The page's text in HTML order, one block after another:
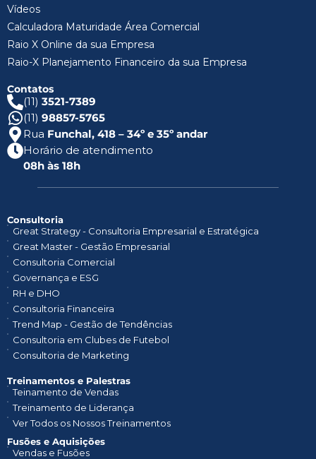
Vídeos
Calculadora Maturidade Área Comercial
Raio X Online da sua Empresa
Raio-X Planejamento Financeiro da sua Empresa
Contatos
(11) 3521-7389
(11) 98857-5765
Rua Funchal, 418 – 34º e 35º andar
Horário de atendimento
08h às 18h
Consultoria
Great Strategy - Consultoria Empresarial e Estratégica
Great Master - Gestão Empresarial
Consultoria Comercial
Governança e ESG
RH e DHO
Consultoria Financeira
Trend Map - Gestão de Tendências
Consultoria em Clubes de Futebol
Consultoria de Marketing
Treinamentos e Palestras​
Teinamento de Vendas
Treinamento de Liderança
Ver Todos os Nossos Treinamentos
Fusões e Aquisições
Vendas e Fusões